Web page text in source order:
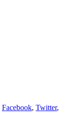
Facebook, Twitter,